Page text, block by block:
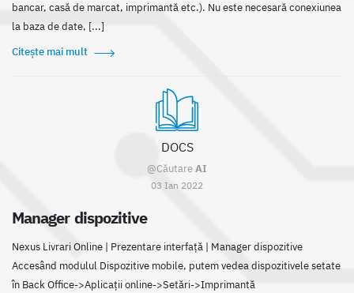
bancar, casă de marcat, imprimantă etc.). Nu este necesară conexiunea
la baza de date, [...]
Citește mai mult
DOCS
@CăutareAI
03 Ian 2022
Manager dispozitive
Nexus Livrari Online | Prezentare interfaţă | Manager dispozitive
Accesând modulul Dispozitive mobile, putem vedea dispozitivele setate
în Back Office->Aplicații online->Setări->Imprimantă